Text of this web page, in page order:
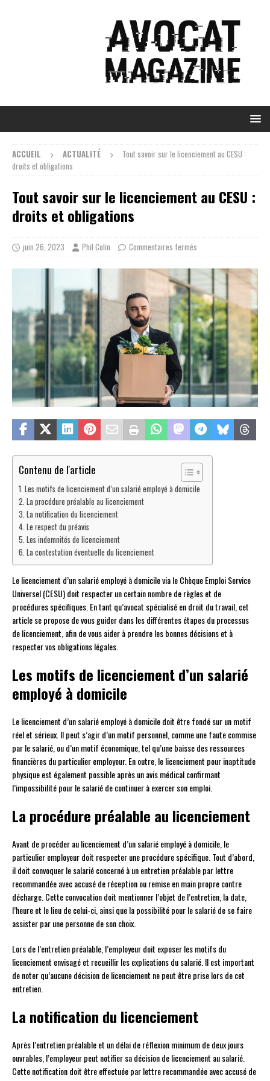
ACCUEIL ACTUALITÉ
Tout savoir sur le licenciement au CESU :
droits et obligations
Tout savoir sur le licenciement au CESU :
droits et obligations
juin 26, 2023 Phil Colin Commentaires fermés
Contenu de l'article
Les motifs de licenciement d’un salarié employé à domicile
La procédure préalable au licenciement
La notification du licenciement
Le respect du préavis
Les indemnités de licenciement
La contestation éventuelle du licenciement
Le licenciement d’un salarié employé à domicile via le Chèque Emploi Service
Universel (CESU) doit respecter un certain nombre de règles et de
procédures spécifiques. En tant qu’avocat spécialisé en droit du travail, cet
article se propose de vous guider dans les différentes étapes du processus
de licenciement, afin de vous aider à prendre les bonnes décisions et à
respecter vos obligations légales.
Les motifs de licenciement d’un salarié
employé à domicile
Le licenciement d’un salarié employé à domicile doit être fondé sur un motif
réel et sérieux. Il peut s’agir d’un motif personnel, comme une faute commise
par le salarié, ou d’un motif économique, tel qu’une baisse des ressources
financières du particulier employeur. En outre, le licenciement pour inaptitude
physique est également possible après un avis médical confirmant
l’impossibilité pour le salarié de continuer à exercer son emploi.
La procédure préalable au licenciement
Avant de procéder au licenciement d’un salarié employé à domicile, le
particulier employeur doit respecter une procédure spécifique. Tout d’abord,
il doit convoquer le salarié concerné à un entretien préalable par lettre
recommandée avec accusé de réception ou remise en main propre contre
décharge. Cette convocation doit mentionner l’objet de l’entretien, la date,
l’heure et le lieu de celui-ci, ainsi que la possibilité pour le salarié de se faire
assister par une personne de son choix.
Lors de l’entretien préalable, l’employeur doit exposer les motifs du
licenciement envisagé et recueillir les explications du salarié. Il est important
de noter qu’aucune décision de licenciement ne peut être prise lors de cet
entretien.
La notification du licenciement
Après l’entretien préalable et un délai de réflexion minimum de deux jours
ouvrables, l’employeur peut notifier sa décision de licenciement au salarié.
Cette notification doit être effectuée par lettre recommandée avec accusé de